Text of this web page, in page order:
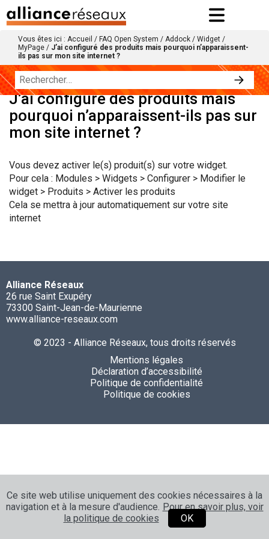
Vous êtes ici : Accueil / FAQ Open System / Addock / Widget /
MyPage / J’ai configuré des produits mais pourquoi n’apparaissent-
ils pas sur mon site internet ?
J’ai configuré des produits mais
pourquoi n’apparaissent-ils pas sur
mon site internet ?
Vous devez activer le(s) produit(s) sur votre widget.
Pour cela : Modules > Widgets > Configurer > Modifier le
widget > Produits > Activer les produits
Cela se mettra à jour automatiquement sur votre site
internet
Alliance Réseaux
26 rue Saint Exupéry
73300 Saint-Jean-de-Maurienne
www.alliance-reseaux.com
© 2023 - Alliance Réseaux, tous droits réservés
Mentions légales
Déclaration d’accessibilité
Politique de confidentialité
Politique de cookies
Ce site web utilise uniquement des cookies nécessaires à la
navigation et à la mesure d'audience. Pour en savoir plus, voir
la politique de cookies
OK